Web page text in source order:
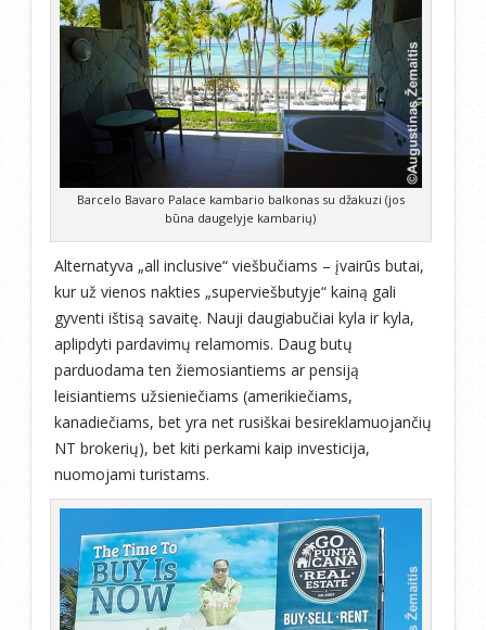
Barcelo Bavaro Palace kambario balkonas su džakuzi (jos
būna daugelyje kambarių)
Alternatyva „all inclusive“ viešbučiams – įvairūs butai,
kur už vienos nakties „superviešbutyje“ kainą gali
gyventi ištisą savaitę. Nauji daugiabučiai kyla ir kyla,
aplipdyti pardavimų relamomis. Daug butų
parduodama ten žiemosiantiems ar pensiją
leisiantiems užsieniečiams (amerikiečiams,
kanadiečiams, bet yra net rusiškai besireklamuojančių
NT brokerių), bet kiti perkami kaip investicija,
nuomojami turistams.